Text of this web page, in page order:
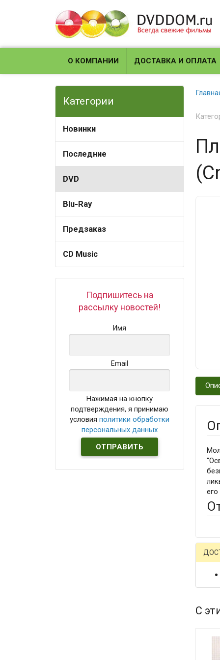
О КОМПАНИИ ДОСТАВКА И ОПЛАТА
Категории
Новинки
Последние
DVD
Blu-Ray
Предзаказ
CD Music
Подпишитесь на
рассылку новостей!
Имя
Email
Нажимая на кнопку
подтверждения, я принимаю
условияполитики обработки
персональных данных
С